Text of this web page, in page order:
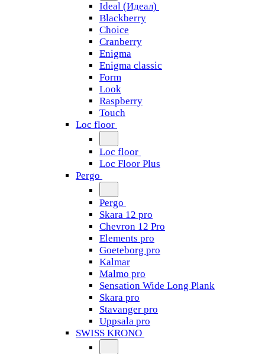
Ideal (Идеал)
Blackberry
Choice
Cranberry
Enigma
Enigma classic
Form
Look
Raspberry
Touch
Loc floor
Loc floor
Loc Floor Plus
Pergo
Pergo
Skara 12 pro
Chevron 12 Pro
Elements pro
Goeteborg pro
Kalmar
Malmo pro
Sensation Wide Long Plank
Skara pro
Stavanger pro
Uppsala pro
SWISS KRONO